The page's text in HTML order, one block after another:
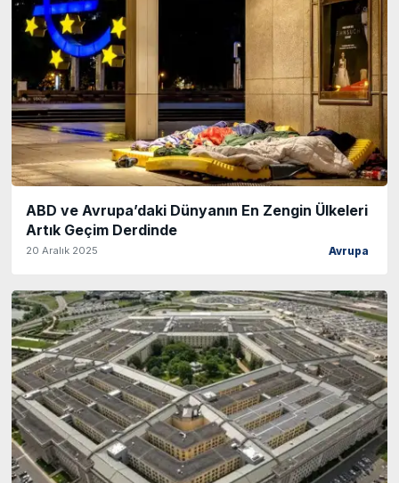
ABD ve Avrupa’daki Dünyanın En Zengin Ülkeleri
Artık Geçim Derdinde
20 Aralık 2025 Avrupa